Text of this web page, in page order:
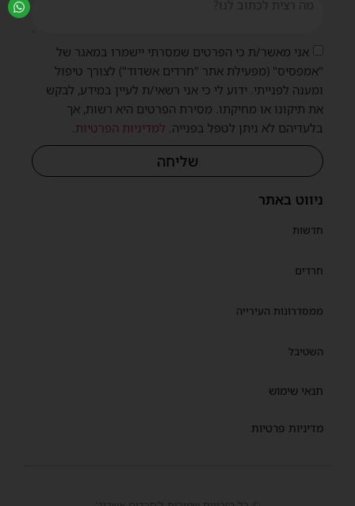
ניווט באתר
חדשות
חרדים
ממסדרונות העירייה
השטיבל
תנאי שימוש
מדיניות פרטיות
אני מאשר/ת כי הפרטים שמסרתי יישמרו במאגר של
"אמפסיס" (מפעילת אתר "חרדים אשדוד") לצורך טיפול
ומענה לפנייתי. ידוע לי כי אני רשאי/ת לעיין במידע, לבקש
את תיקונו או מחיקתו. מסירת הפרטים היא רשות, אך
בלעדיהם לא ניתן לטפל בפנייה. למדיניות הפרטיות.
שליחה